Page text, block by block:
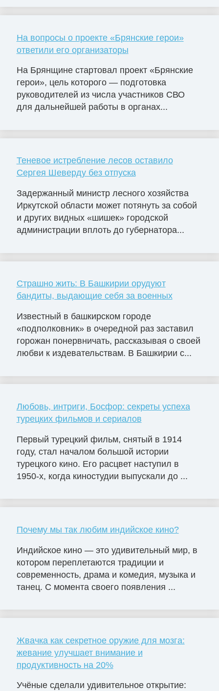
На вопросы о проекте «Брянские герои»
ответили его организаторы
На Брянщине стартовал проект «Брянские
герои», цель которого — подготовка
руководителей из числа участников СВО
для дальнейшей работы в органах...
Теневое истребление лесов оставило
Сергея Шеверду без отпуска
Задержанный министр лесного хозяйства
Иркутской области может потянуть за собой
и других видных «шишек» городской
администрации вплоть до губернатора...
Страшно жить: В Башкирии орудуют
бандиты, выдающие себя за военных
Известный в башкирском городе
«подполковник» в очередной раз заставил
горожан понервничать, рассказывая о своей
любви к издевательствам. В Башкирии с...
Любовь, интриги, Босфор: секреты успеха
турецких фильмов и сериалов
Первый турецкий фильм, снятый в 1914
году, стал началом большой истории
турецкого кино. Его расцвет наступил в
1950-х, когда киностудии выпускали до ...
Почему мы так любим индийское кино?
Индийское кино — это удивительный мир, в
котором переплетаются традиции и
современность, драма и комедия, музыка и
танец. С момента своего появления ...
Жвачка как секретное оружие для мозга:
жевание улучшает внимание и
продуктивность на 20%
Учёные сделали удивительное открытие: